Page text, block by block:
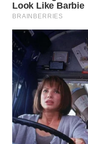
WN
PRIANGAN
TIMUR
WN
SEMARANG
WN
SOLO
WN
BOROBUDUR